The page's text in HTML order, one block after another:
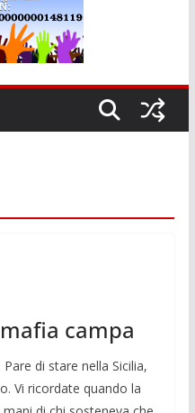
campa
di stare nella Sicilia,
Vi ricordate quando la